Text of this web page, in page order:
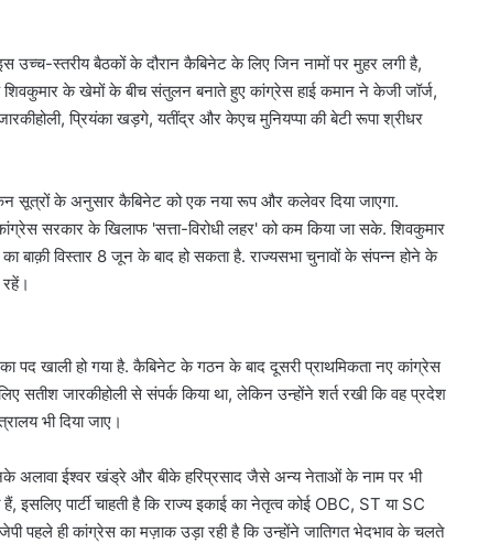
उच्च-स्तरीय बैठकों के दौरान कैबिनेट के लिए जिन नामों पर मुहर लगी है,
के खेमों के बीच संतुलन बनाते हुए कांग्रेस हाई कमान ने केजी जॉर्ज,
प्रियंका खड़गे, यतींद्र और केएच मुनियप्पा की बेटी रूपा श्रीधर
सूत्रों के अनुसार कैबिनेट को एक नया रूप और कलेवर दिया जाएगा.
सरकार के खिलाफ 'सत्ता-विरोधी लहर' को कम किया जा सके. शिवकुमार
विस्तार 8 जून के बाद हो सकता है. राज्यसभा चुनावों के संपन्न होने के
पद खाली हो गया है. कैबिनेट के गठन के बाद दूसरी प्राथमिकता नए कांग्रेस
सतीश जारकीहोली से संपर्क किया था, लेकिन उन्होंने शर्त रखी कि वह प्रदेश
भी दिया जाए।
अलावा ईश्वर खंड्रे और बीके हरिप्रसाद जैसे अन्य नेताओं के नाम पर भी
पार्टी चाहती है कि राज्य इकाई का नेतृत्व कोई OBC, ST या SC
पहले ही कांग्रेस का मज़ाक उड़ा रही है कि उन्होंने जातिगत भेदभाव के चलते
नहीं
हाई
कोर्ट
ने
सुविधाओं
का
सर्वे
August 6, 2026
दिल्ली हाई कोर्ट ने थानों में महिला
सुविधाओं का सर्वे करने का दिया आदेश